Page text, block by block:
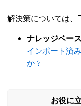
解決策については、
ナレッジベース
インポート済
か？
お役に